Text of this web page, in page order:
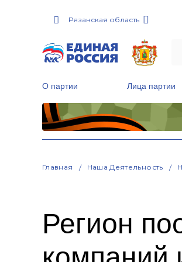
Рязанская область
О партии Лица партии
Главная Наша Деятельность
Регион